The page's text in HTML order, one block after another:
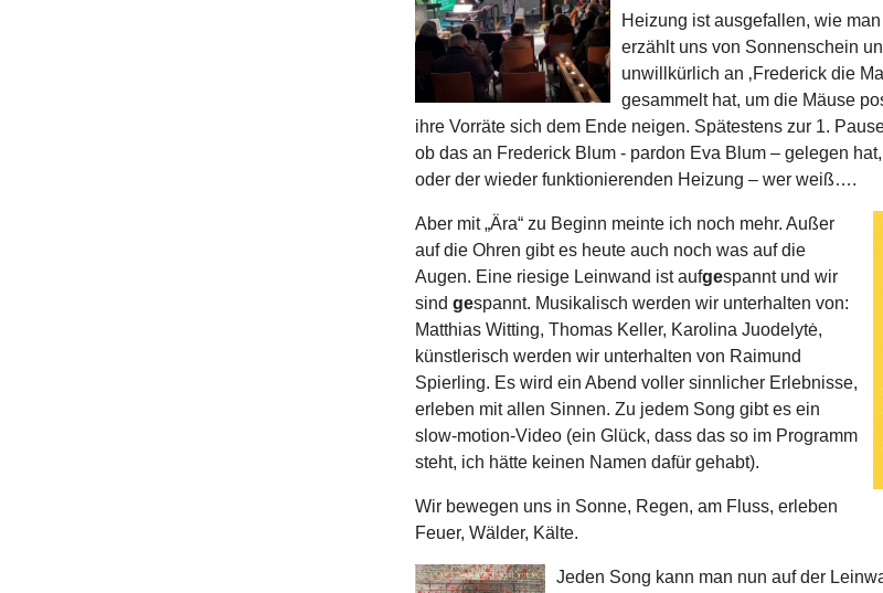
Heizung ist ausgefallen, wie
erzählt uns von Sonnenschein
unwillkürlich an ‚Frederick die
gesammelt hat, um die Mäuse
ihre Vorräte sich dem Ende neigen. Spätestens zur 1.
ob das an Frederick Blum - pardon Eva Blum – gelegen
oder der wieder funktionierenden Heizung – wer weiß….
Aber mit „Ära“ zu Beginn meinte ich noch mehr. Außer
auf die Ohren gibt es heute auch noch was auf die
Augen. Eine riesige Leinwand ist aufgespannt und wir
sind gespannt. Musikalisch werden wir unterhalten von:
Matthias Witting, Thomas Keller, Karolina Juodelytė,
künstlerisch werden wir unterhalten von Raimund
Spierling. Es wird ein Abend voller sinnlicher Erlebnisse,
erleben mit allen Sinnen. Zu jedem Song gibt es ein
slow-motion-Video (ein Glück, dass das so im Programm
steht, ich hätte keinen Namen dafür gehabt).
Wir bewegen uns in Sonne, Regen, am Fluss, erleben
Feuer, Wälder, Kälte.
Jeden Song kann man nun auf der